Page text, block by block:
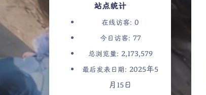
站点统计
在线访客: 0
今日访客: 77
总浏览量: 2,173,579
最后发表日期: 2025年5
月15日